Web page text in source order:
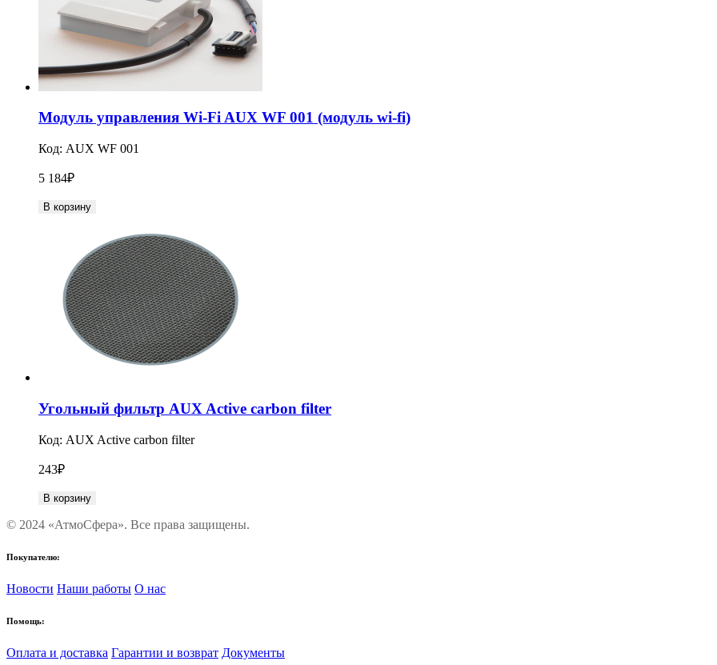
Модуль управления Wi-Fi AUX WF 001 (модуль wi-fi)
Код: AUX WF 001
5 184₽
В корзину
Угольный фильтр AUX Active carbon filter
Код: AUX Active carbon filter
243₽
В корзину
© 2024 «АтмоСфера». Все права защищены.
Покупателю:
Новости Наши работы О нас
Помощь:
Оплата и доставка Гарантии и возврат Документы